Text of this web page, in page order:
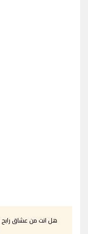
هل انت من عشاق رابح